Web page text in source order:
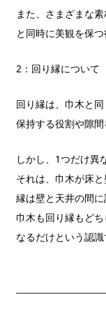
また、さまざまな
と同時に美観を保
2：回り縁について
回り縁は、巾木と
保持する役割や隙間
しかし、1つだけ異
それは、巾木が床
縁は壁と天井の間に
巾木も回り縁もど
なるだけという認識